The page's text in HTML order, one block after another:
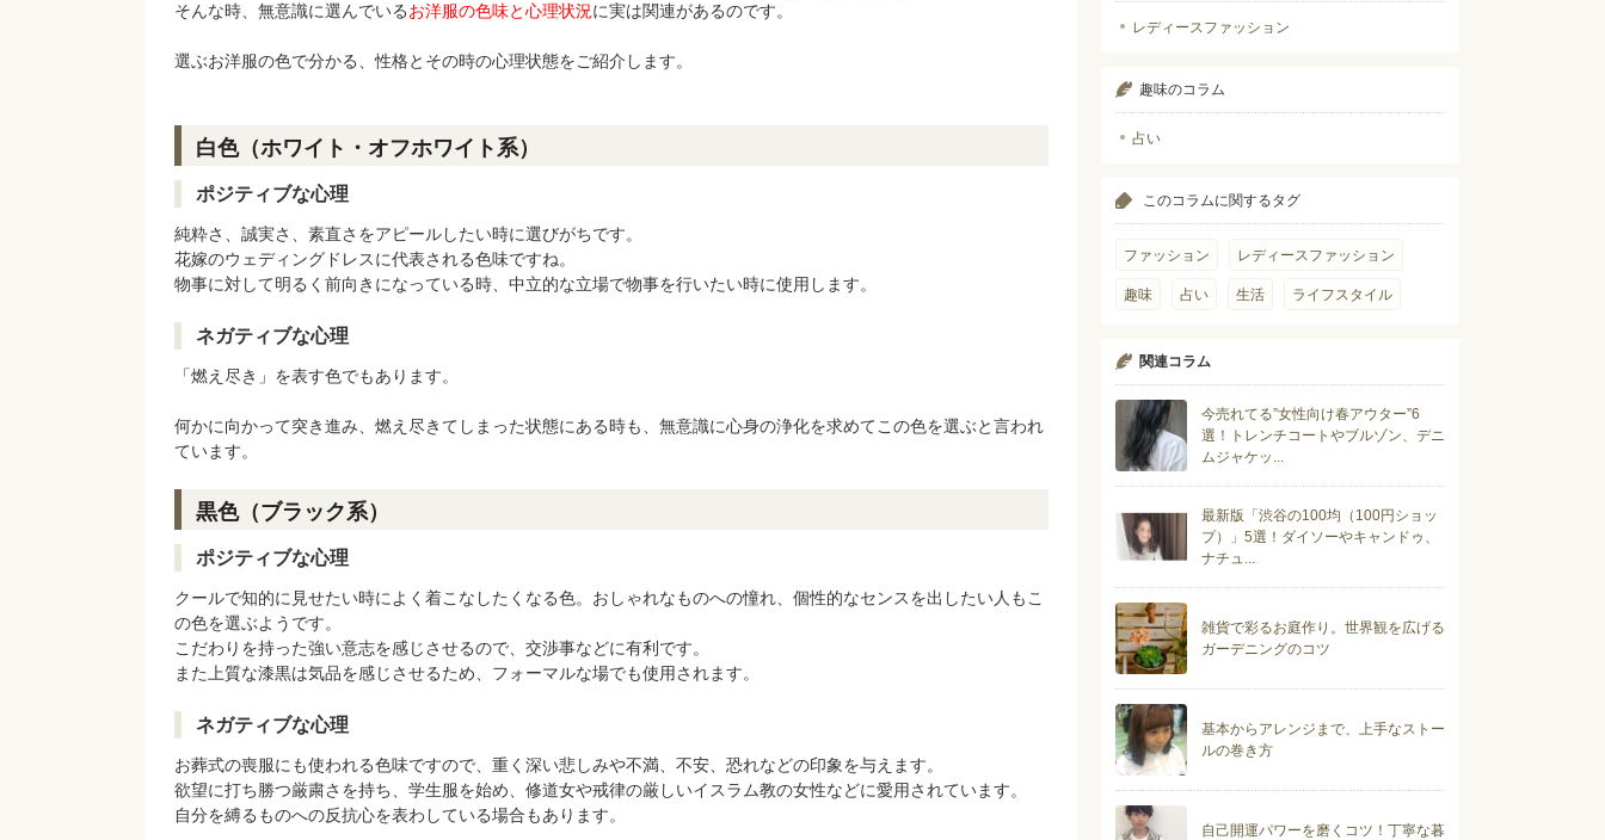
そんな時、無意識に選んでいるお洋服の色味と心理状況に実は関連があるのです。
選ぶお洋服の色で分かる、性格とその時の心理状態をご紹介します。
白色（ホワイト・オフホワイト系）
ポジティブな心理
純粋さ、誠実さ、素直さをアピールしたい時に選びがちです。
花嫁のウェディングドレスに代表される色味ですね。
物事に対して明るく前向きになっている時、中立的な立場で物事を行いたい時に使用します。
ネガティブな心理
「燃え尽き」を表す色でもあります。
何かに向かって突き進み、燃え尽きてしまった状態にある時も、無意識に心身の浄化を求めてこの色を選ぶと言われ
ています。
黒色（ブラック系）
ポジティブな心理
クールで知的に見せたい時によく着こなしたくなる色。おしゃれなものへの憧れ、個性的なセンスを出したい人もこ
の色を選ぶようです。
こだわりを持った強い意志を感じさせるので、交渉事などに有利です。
また上質な漆黒は気品を感じさせるため、フォーマルな場でも使用されます。
ネガティブな心理
お葬式の喪服にも使われる色味ですので、重く深い悲しみや不満、不安、恐れなどの印象を与えます。
欲望に打ち勝つ厳粛さを持ち、学生服を始め、修道女や戒律の厳しいイスラム教の女性などに愛用されています。
自分を縛るものへの反抗心を表わしている場合もあります。
レディースファッション
趣味のコラム
占い
このコラムに関するタグ
ファッション レディースファッション
趣味 占い 生活 ライフスタイル
関連コラム
今売れてる”女性向け春アウター”6
選！トレンチコートやブルゾン、デニ
ムジャケッ...
最新版「渋谷の100均（100円ショッ
プ）」5選！ダイソーやキャンドゥ、
ナチュ...
雑貨で彩るお庭作り。世界観を広げる
ガーデニングのコツ
基本からアレンジまで、上手なストー
ルの巻き方
自己開運パワーを磨くコツ！丁寧な暮